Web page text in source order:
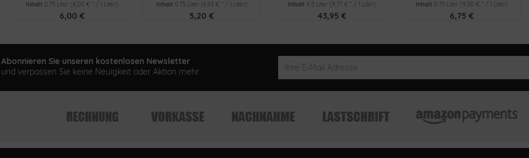
Inhalt 0.75 Liter (8,00 € * / 1 Liter)
6,00 €
Inhalt 0.75 Liter (6,93 € * / 1 Liter)
5,20 €
Inhalt 4.5 Liter (9,77 € * / 1 Liter)
43,95 €
Inhalt 0.75 Liter (9,00 € * / 1 Liter)
6,75 €
Abonnieren Sie unseren kostenlosen Newsletter
und verpassen Sie keine Neuigkeit oder Aktion mehr